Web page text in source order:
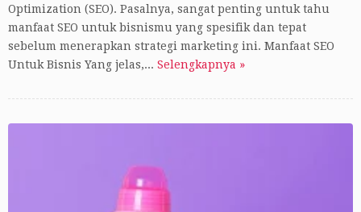
Optimization (SEO). Pasalnya, sangat penting untuk tahu
manfaat SEO untuk bisnismu yang spesifik dan tepat
sebelum menerapkan strategi marketing ini. Manfaat SEO
Untuk Bisnis Yang jelas,... Selengkapnya »